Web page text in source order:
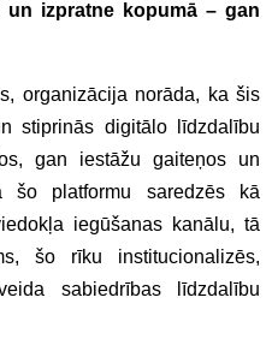
izpratne kopumā – gan
organizācija norāda, ka šis
stiprinās digitālo līdzdalību
gan iestāžu gaiteņos un
šo platformu saredzēs kā
iegūšanas kanālu, tā
šo rīku institucionalizēs,
sabiedrības līdzdalību